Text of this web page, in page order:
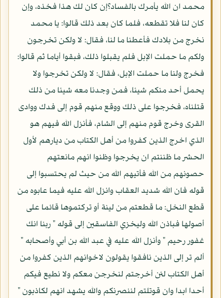
محمد ان الله يأمرك بالفساد؟إن كان لك هذا فخذه، وإن
كان لنا فلا تقطعه، فلما كان بعد ذلك قالوا: يا محمد
نخرج من بلادك فأعطنا ما لنا، فقال: لا ولكن تخرجون
ولكم ما حملت الإبل فلم يقبلوا ذلك، فبقوا أياما ثم قالوا:
فخرج ولنا ما حملت الإبل، فقال: لا ولكن تخرجوا ولا
يحمل أحد منكم شيئا، فمن وجدنا معه شيئا من ذلك
قتلناه، فخرجوا على ذلك ووقع منهم قوم إلى فدك ووادى
القرى وخرج قوم منهم إلى الشام، فأنزل الله فيهم هو
الذي اخرج الذين كفروا من أهل الكتاب من ديارهم لأول
الحشر ما ظننتم ان يخرجوا وظنوا انهم مانعتهم
حصونهم من الله فأتيهم الله من حيث لم يحتسبوا إلى
قوله فان الله شديد العقاب وانزل الله عليه فيما عابوه من
قطع النخل: ما قطعتم من لينة أو تركتموها قائما على
أصولها فباذن الله وليخزي الفاسقين إلى قوله " ربنا انك
غفور رحيم " وأنزل الله عليه في عبد الله بن أبي وأصحابه "
ألم تر إلى الذين نافقوا يقولون لاخوانهم الذين كفروا من
أهل الكتاب لئن أخرجتم لنخرجن معكم ولا نطيع فيكم
أحدا ابدا وان قوتلتم لننصرنكم والله يشهد انهم لكاذبون "